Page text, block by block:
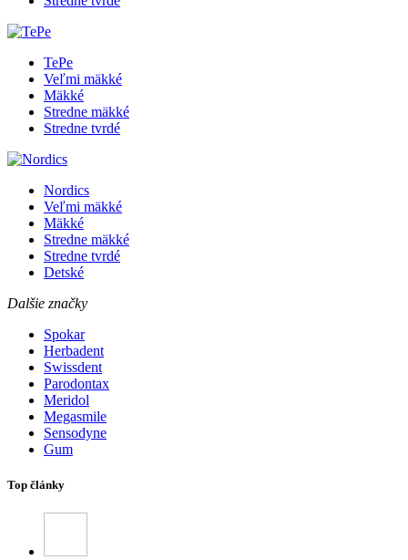
TePe
Veľmi mäkké
Mäkké
Stredne mäkké
Stredne tvrdé
Nordics
Veľmi mäkké
Mäkké
Stredne mäkké
Stredne tvrdé
Detské
Dalšie značky
Spokar
Herbadent
Swissdent
Parodontax
Meridol
Megasmile
Sensodyne
Gum
Top články